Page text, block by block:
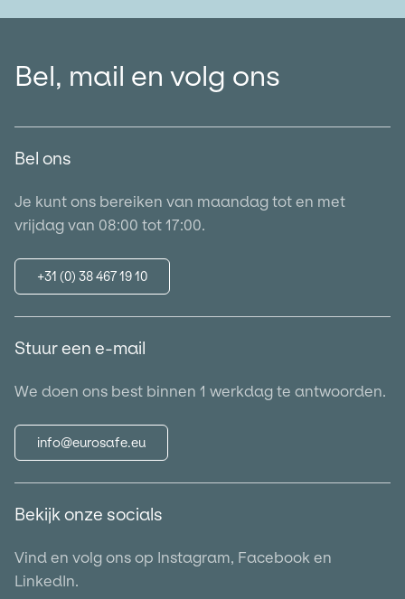
Bel, mail en volg ons
Bel ons
Je kunt ons bereiken van maandag tot en met
vrijdag van 08:00 tot 17:00.
+31 (0) 38 467 19 10
Stuur een e-mail
We doen ons best binnen 1 werkdag te antwoorden.
info@eurosafe.eu
Bekijk onze socials
Vind en volg ons op Instagram, Facebook en
LinkedIn.